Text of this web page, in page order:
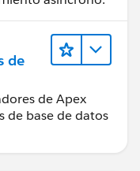
de
de Apex
de base de datos